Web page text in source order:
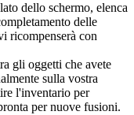
dello schermo, elenca
delle
ricompenserà con
gli oggetti che avete
sulla vostra
l'inventario per
per nuove fusioni.